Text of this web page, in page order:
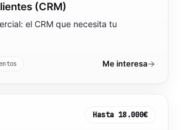
(CRM)
el CRM que necesita tu
Me interesa
Hasta 18.000€